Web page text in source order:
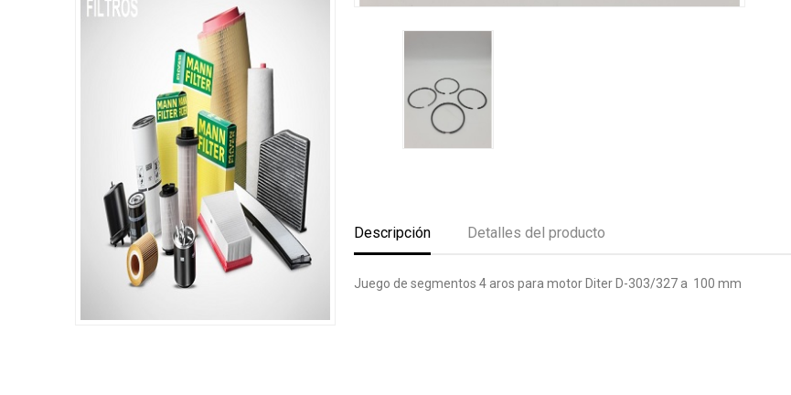
Descripción Detalles del producto
Juego de segmentos 4 aros para motor Diter D-303/327 a 100 mm